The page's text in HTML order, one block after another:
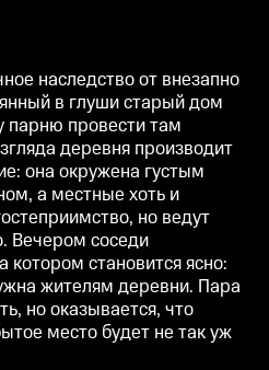
наследство от внезапно
в глуши старый дом
парню провести там
деревня производит
она окружена густым
а местные хоть и
но ведут
Вечером соседи
становится ясно:
жителям деревни. Пара
но оказывается, что
место будет не так уж